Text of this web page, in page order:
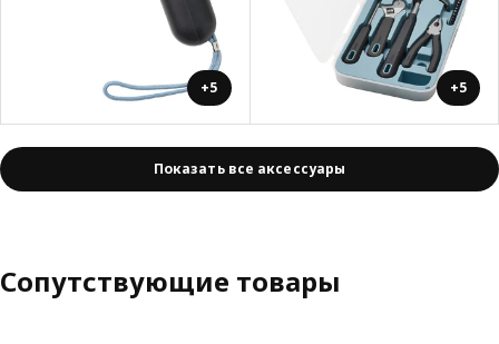
+5 +5
Показать все аксессуары
Сопутствующие товары